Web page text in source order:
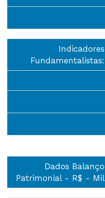
Indicadores
Fundamentalistas:
Dados Balanço
Patrimonial - R$ - Mil